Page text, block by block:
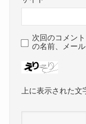
次回のコメン
の名前、メー
上に表示された文